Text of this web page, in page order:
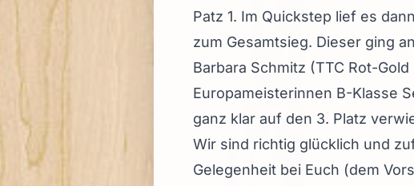
Patz 1. Im Quickstep lief es
zum Gesamtsieg. Dieser ging
Barbara Schmitz (TTC Rot-
Europameisterinnen B-Klasse
ganz klar auf den 3. Platz
Wir sind richtig glücklich und
Gelegenheit bei Euch (dem